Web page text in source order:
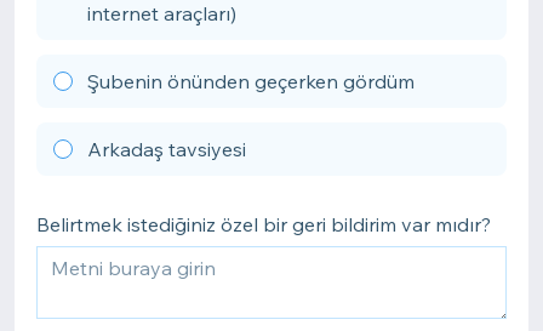
internet araçları)
Şubenin önünden geçerken gördüm
Arkadaş tavsiyesi
Belirtmek istediğiniz özel bir geri bildirim var mıdır?